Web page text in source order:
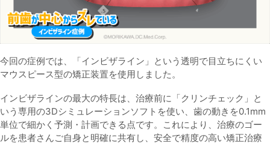
今回の症例では、「インビザライン」という透明で目立ちにくい
マウスピース型の矯正装置を使用しました。
インビザラインの最大の特長は、治療前に「クリンチェック」と
いう専用の3Dシミュレーションソフトを使い、歯の動きを0.1mm
単位で細かく予測・計画できる点です。これにより、治療のゴー
ルを患者さんご自身と明確に共有し、安全で精度の高い矯正治療